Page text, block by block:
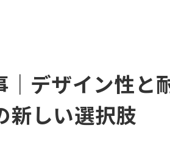
｜デザイン性と
新しい選択肢